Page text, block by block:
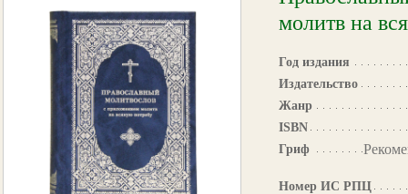
молитв на
Год издания
Издательство
Жанр
ISBN
Гриф
Номер ИС РПЦ